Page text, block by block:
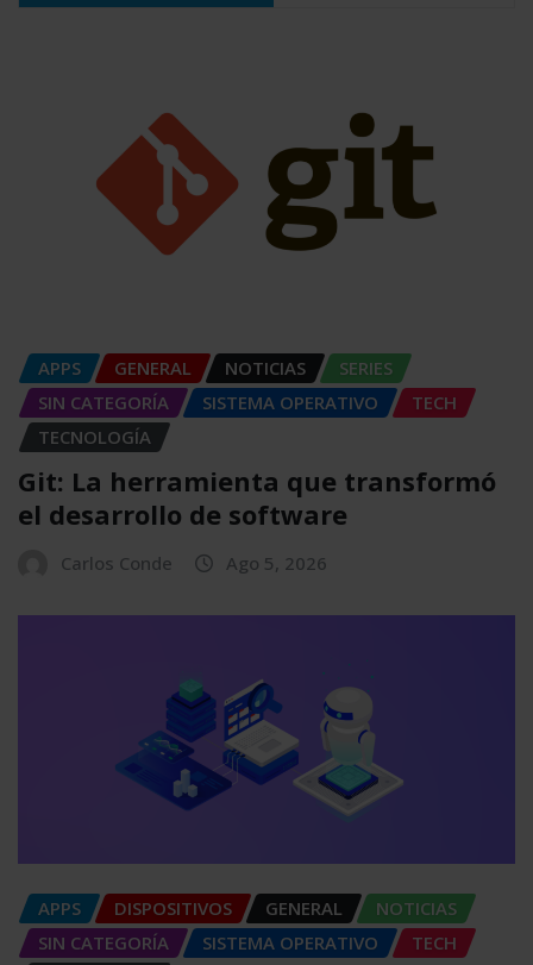
APPS GENERAL NOTICIAS
SERIES
SIN CATEGORÍA
SISTEMA OPERATIVO
TECH
TECNOLOGÍA
Git: La herramienta que transformó
el desarrollo de software
Carlos Conde Ago 5, 2026
APPS DISPOSITIVOS GENERAL
NOTICIAS
SIN CATEGORÍA
SISTEMA OPERATIVO
TECH